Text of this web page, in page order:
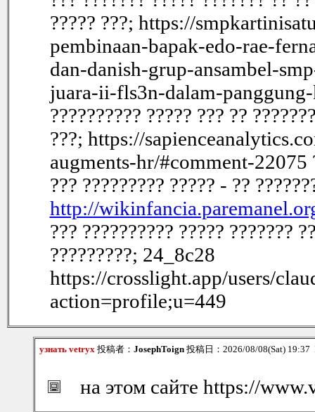
????? ???; https://
pembinaan-bapak-edo-rae-
dan-danish-grup-ansambel-
juara-ii-fls3n-dalam-
?????????? ????? ??? ??
???; https://
augments-hr/#comment-22075
??? ????????? ????? - ??
http://
??? ?????????? ????? ???????
?????????; 24_8c28
https://crosslight.app/users/
action=profile;u=449
узнать vetryx 投稿者： JosephToign 投稿日：2026/08/08(Sat) 19:37
на этом сайте https://